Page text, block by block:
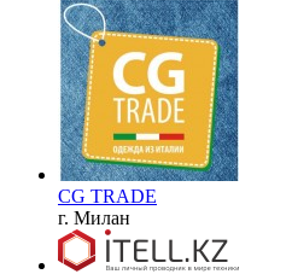
CG TRADE
г. Милан